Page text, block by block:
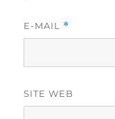
E-MAIL *
SITE WEB